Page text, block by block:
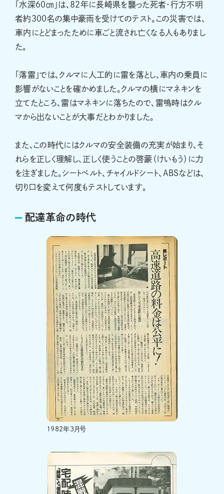
「水深60㎝」は、82年に長崎県を襲った死者・行方不明
者約300名の集中豪雨を受けてのテスト。この災害では、
車内にとどまったために車ごと流され亡くなる人もありまし
た。
「落雷」では、クルマに人工的に雷を落とし、車内の乗員に
影響がないことを確かめました。クルマの横にマネキンを
立てたところ、雷はマネキンに落ちたので、雷鳴時はクル
マから出ないことが大事だとわかりました。
また、この時代にはクルマの安全装備の充実が始まり、そ
れらを正しく理解し、正しく使うことの啓蒙（けいもう）に力
を注ぎました。シートベルト、チャイルドシート、ABSなどは、
切り口を変えて何度もテストしています。
配達革命の時代
1982年3月号